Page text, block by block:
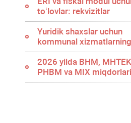
toʻlovlar: rekvizitlar
Yuridik shaхslar uchun
kommunal
2026 yilda BHM,
PHBM va MIX miqdorlari